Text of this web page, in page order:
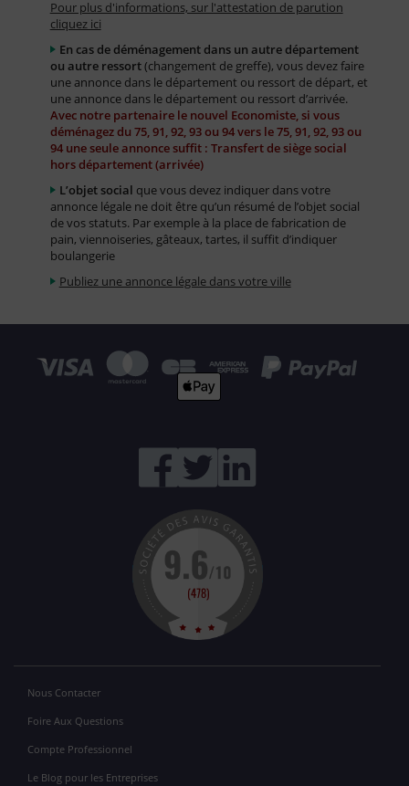
Pour plus d'informations, sur l'attestation de parution
cliquez ici
En cas de déménagement dans un autre département
ou autre ressort(changement de greffe), vous devez faire
une annonce dans le département ou ressort de départ, et
une annonce dans le département ou ressort d’arrivée.
Avec notre partenaire le nouvel Economiste, si vous
déménagez du 75, 91, 92, 93 ou 94 vers le 75, 91, 92, 93 ou
94 une seule annonce suffit : Transfert de siège social
hors département (arrivée)
L’objet social que vous devez indiquer dans votre
annonce légale ne doit être qu’un résumé de l’objet social
de vos statuts. Par exemple à la place de fabrication de
pain, viennoiseries, gâteaux, tartes, il suffit d’indiquer
boulangerie
Publiez une annonce légale dans votre ville
Nous Contacter
Foire Aux Questions
Compte Professionnel
Le Blog pour les Entreprises